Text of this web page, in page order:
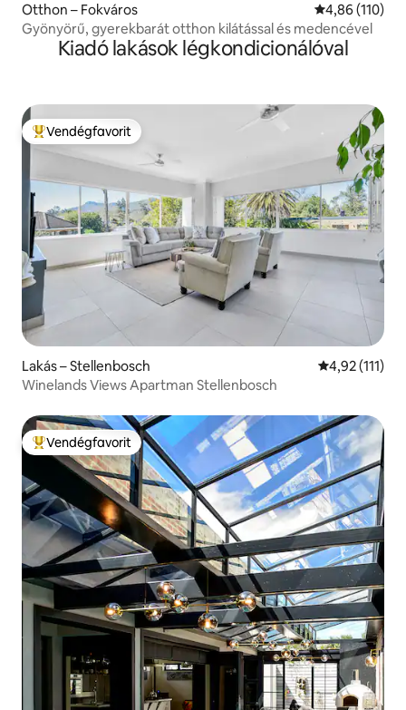
Otthon – Fokváros Átlagos
4,86 (110)
Gyönyörű, gyerekbarát otthon kilátással és medencével
Kiadó lakások légkondicionálóval
Kiemelt vendégfavorit
Vendégfavorit
Lakás – Stellenbosch Átlagos
4,92 (111)
Winelands Views Apartman Stellenbosch
Kiemelt vendégfavorit
Vendégfavorit